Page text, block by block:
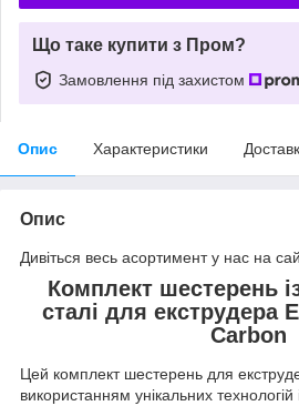
Що таке купити з Пром?
Замовлення під захистом
Опис Характеристики
Опис
Дивіться весь асортимент у нас на
Комплект шестерень
сталі для екструдера
Carbon
Цей комплект шестерень для
використанням унікальних технологій